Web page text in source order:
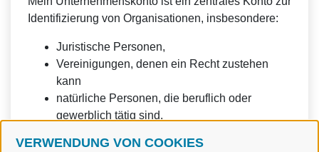
VERWENDUNG VON COOKIES
Identifizierung von Organisationen, insbesondere:
Juristische Personen,
Vereinigungen, denen ein Recht zustehen
kann
natürliche Personen, die beruflich oder
gewerblich tätig sind.
Eine Nutzung ist aber auch durch Behörden im